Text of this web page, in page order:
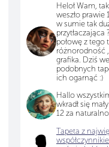
Heloł Wam,
weszło prawie
w sumie tak
przytłaczająca
połowę z tego
różnorodność ,
grafika. Dziś
podobnych
ich ogarnąć :)
Hallo
wkradł się
12 za
Tapeta z